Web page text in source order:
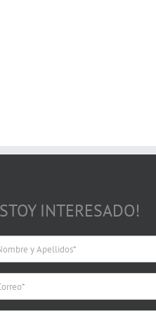
INTERESADO!